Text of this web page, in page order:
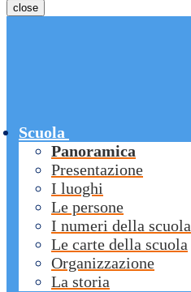
close
Scuola
Panoramica
Presentazione
I luoghi
Le persone
I numeri della scuola
Le carte della scuola
Organizzazione
La storia